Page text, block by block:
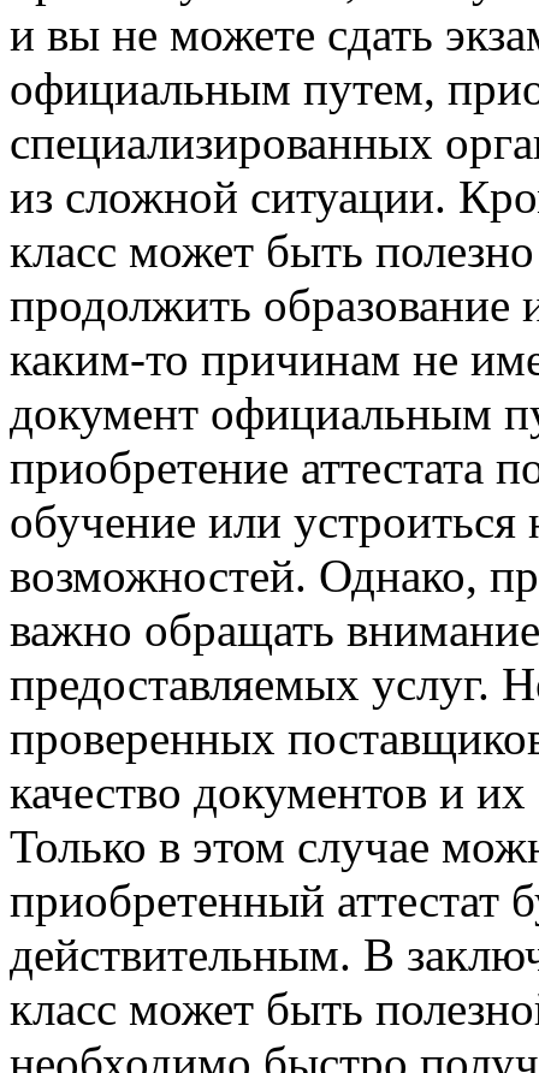
и вы не можете сдать
официальным путем,
специализированных
из сложной ситуации.
класс может быть
продолжить образование
каким-то причинам не
документ официальным
приобретение аттестата
обучение или устроиться
возможностей. Однако,
важно обращать
предоставляемых услуг.
проверенных
качество документов и их
Только в этом случае
приобретенный аттестат
действительным. В
класс может быть
необходимо быстро